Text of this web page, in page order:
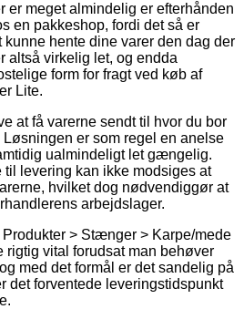
er meget almindelig er efterhånden
en pakkeshop, fordi det så er
hente dine varer den dag der
altså virkelig let, og endda
form for fragt ved køb af
Lite.
at få varerne sendt til hvor du bor
er som regel en anelse
ualmindeligt let gængelig.
levering kan ikke modsiges at
hvilket dog nødvendiggør at
arbejdslager.
> Stænger > Karpe/mede
vital forudsat man behøver
med det formål er det sandelig på
det forventede leveringstidspunkt